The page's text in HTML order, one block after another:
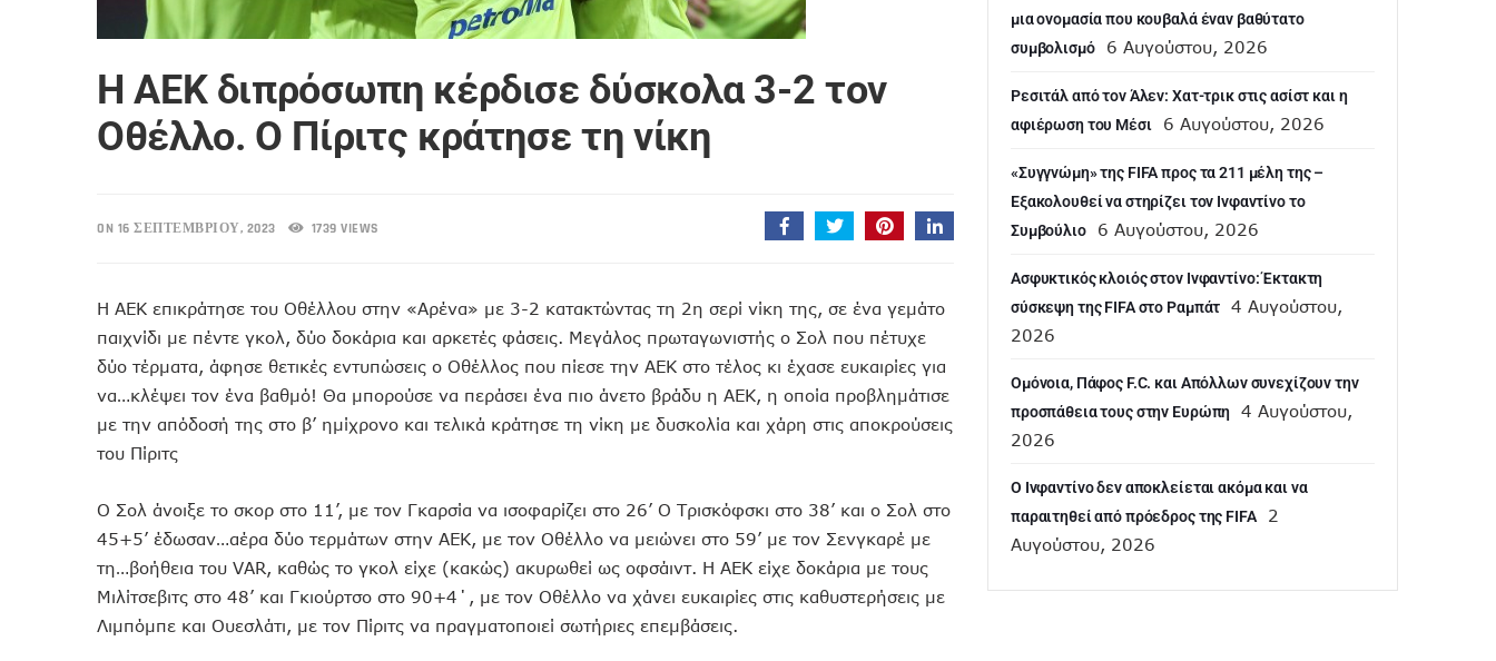
Η ΑΕΚ διπρόσωπη κέρδισε δύσκολα 3-2 τον
Οθέλλο. Ο Πίριτς κράτησε τη νίκη
ON 16 ΣΕΠΤΕΜΒΡΊΟΥ, 2023 1739 VIEWS
H ΑΕΚ επικράτησε του Οθέλλου στην «Αρένα» με 3-2 κατακτώντας τη 2η σερί νίκη της, σε ένα γεμάτο
παιχνίδι με πέντε γκολ, δύο δοκάρια και αρκετές φάσεις. Μεγάλος πρωταγωνιστής ο Σολ που πέτυχε
δύο τέρματα, άφησε θετικές εντυπώσεις ο Οθέλλος που πίεσε την ΑΕΚ στο τέλος κι έχασε ευκαιρίες για
να…κλέψει τον ένα βαθμό! Θα μπορούσε να περάσει ένα πιο άνετο βράδυ η ΑΕΚ, η οποία προβλημάτισε
με την απόδοσή της στο β’ ημίχρονο και τελικά κράτησε τη νίκη με δυσκολία και χάρη στις αποκρούσεις
του Πίριτς
Ο Σολ άνοιξε το σκορ στο 11’, με τον Γκαρσία να ισοφαρίζει στο 26’ Ο Τρισκόφσκι στο 38’ και ο Σολ στο
45+5’ έδωσαν…αέρα δύο τερμάτων στην ΑΕΚ, με τον Οθέλλο να μειώνει στο 59’ με τον Σενγκαρέ με
τη…βοήθεια του VAR, καθώς το γκολ είχε (κακώς) ακυρωθεί ως οφσάιντ. Η ΑΕΚ είχε δοκάρια με τους
Μιλίτσεβιτς στο 48’ και Γκιούρτσο στο 90+4΄, με τον Οθέλλο να χάνει ευκαιρίες στις καθυστερήσεις με
Λιμπόμπε και Ουεσλάτι, με τον Πίριτς να πραγματοποιεί σωτήριες επεμβάσεις.
μια ονομασία που κουβαλά έναν βαθύτατο
συμβολισμό
6 Αυγούστου, 2026
Ρεσιτάλ από τον Άλεν: Χατ-τρικ στις ασίστ και η
αφιέρωση του Μέσι
6 Αυγούστου, 2026
«Συγγνώμη» της FIFA προς τα 211 μέλη της –
Εξακολουθεί να στηρίζει τον Ινφαντίνο το
Συμβούλιο
6 Αυγούστου, 2026
Ασφυκτικός κλοιός στον Ινφαντίνο: Έκτακτη
σύσκεψη της FIFA στο Ραμπάτ
4 Αυγούστου,
2026
Ομόνοια, Πάφος F.C. και Απόλλων συνεχίζουν την
προσπάθεια τους στην Ευρώπη
4 Αυγούστου,
2026
Ο Ινφαντίνο δεν αποκλείεται ακόμα και να
παραιτηθεί από πρόεδρος της FIFA
2
Αυγούστου, 2026